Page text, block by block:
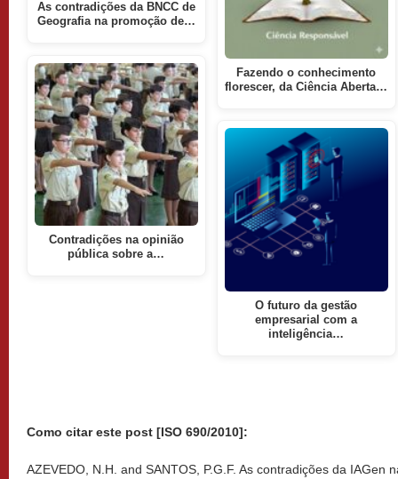
As contradições da BNCC de
Geografia na promoção de…
Contradições na opinião
pública sobre a…
Fazendo o conhecimento
florescer, da Ciência Aberta…
O futuro da gestão
empresarial com a
inteligência…
Como citar este post [ISO 690/2010]:
AZEVEDO, N.H. and SANTOS, P.G.F. As contradições da IAGen